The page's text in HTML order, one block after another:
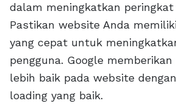
dalam meningkatkan
Pastikan website Anda
yang cepat untuk
pengguna. Google
lebih baik pada website
loading yang baik.